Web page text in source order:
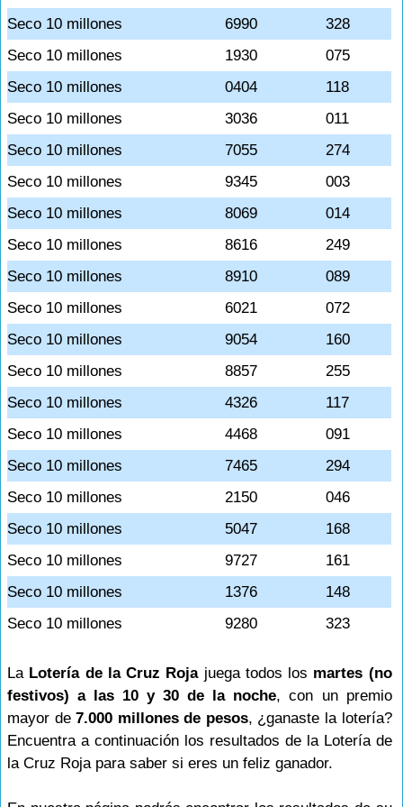
Seco 10 millones
6990
328
Seco 10 millones
1930
075
Seco 10 millones
0404
118
Seco 10 millones
3036
011
Seco 10 millones
7055
274
Seco 10 millones
9345
003
Seco 10 millones
8069
014
Seco 10 millones
8616
249
Seco 10 millones
8910
089
Seco 10 millones
6021
072
Seco 10 millones
9054
160
Seco 10 millones
8857
255
Seco 10 millones
4326
117
Seco 10 millones
4468
091
Seco 10 millones
7465
294
Seco 10 millones
2150
046
Seco 10 millones
5047
168
Seco 10 millones
9727
161
Seco 10 millones
1376
148
Seco 10 millones
9280 323
La Lotería de la Cruz Rojajuega todos los martes (no
festivos) a las 10 y 30 de la noche, con un premio
mayor de7.000 millones de pesos, ¿ganaste la lotería?
Encuentra a continuación los resultados de la Lotería de
la Cruz Roja para saber si eres un feliz ganador.